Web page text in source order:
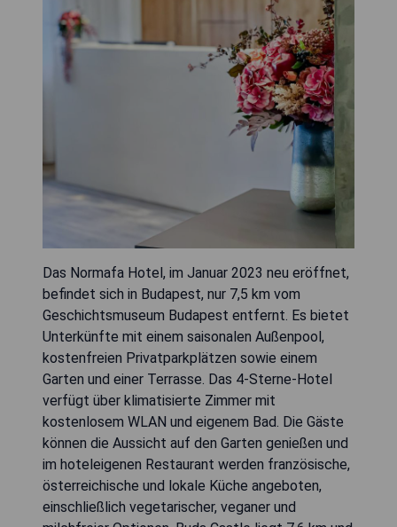
Das Normafa Hotel, im Januar 2023 neu eröffnet,
befindet sich in Budapest, nur 7,5 km vom
Geschichtsmuseum Budapest entfernt. Es bietet
Unterkünfte mit einem saisonalen Außenpool,
kostenfreien Privatparkplätzen sowie einem
Garten und einer Terrasse. Das 4-Sterne-Hotel
verfügt über klimatisierte Zimmer mit
kostenlosem WLAN und eigenem Bad. Die Gäste
können die Aussicht auf den Garten genießen und
im hoteleigenen Restaurant werden französische,
österreichische und lokale Küche angeboten,
einschließlich vegetarischer, veganer und